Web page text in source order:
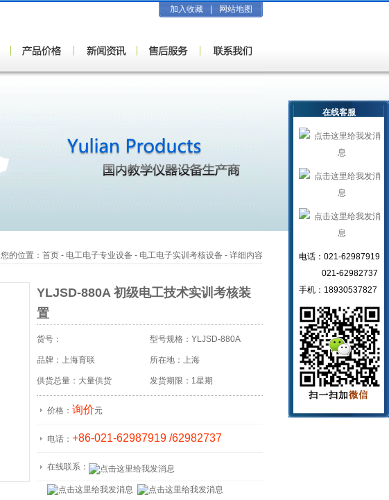
加入收藏 网站地图
您的位置： 首页 - 电工电子专业设备 - 电工电子实训考核设备 - 详细内容
YLJSD-880A 初级电工技术实训考核装
置
货号： 型号规格：YLJSD-880A
品牌：上海育联 所在地：上海
供货总量：大量供货 发货期限：1星期
价格： 询价元
电话： +86-021-62987919 /62982737
在线联系：
在线客服
电话：021-62987919
021-62982737
手机：18930537827